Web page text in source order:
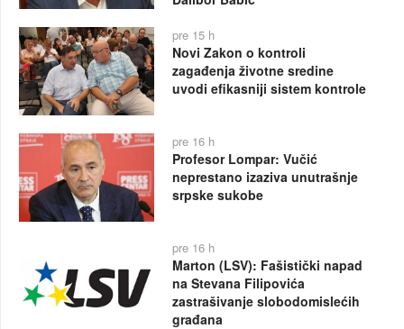
pre 15 h
Novi Zakon o kontroli
zagađenja životne sredine
uvodi efikasniji sistem kontrole
pre 16 h
Profesor Lompar: Vučić
neprestano izaziva unutrašnje
srpske sukobe
pre 16 h
Marton (LSV): Fašistički napad
na Stevana Filipovića
zastrašivanje slobodomislećih
građana